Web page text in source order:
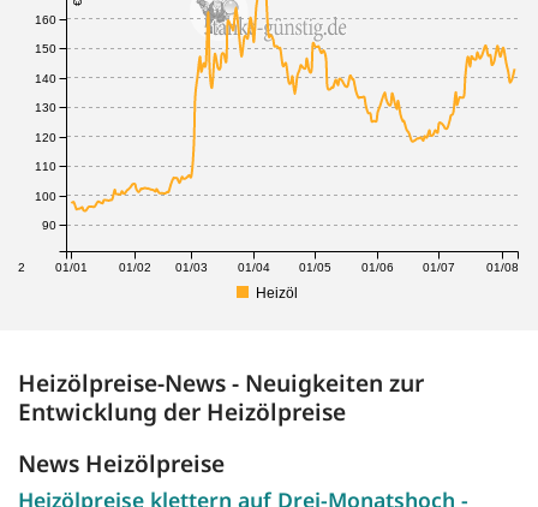
12 01/01 01/02 01/03 01/04 01/05 01/06 01/07 01/08
90
100
110
120
130
140
150
160
Heizöl
Heizölpreise-News - Neuigkeiten zur
Entwicklung der Heizölpreise
News Heizölpreise
Heizölpreise klettern auf Drei-Monatshoch -